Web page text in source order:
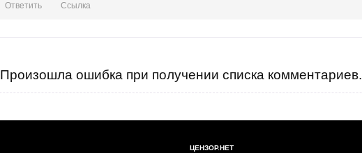
Ответить Ссылка
Произошла ошибка при получении списка комментариев.
ЦЕНЗОР.НЕТ